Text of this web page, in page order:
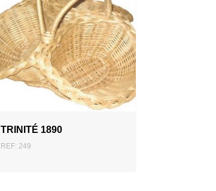
TRINITÉ 1890
REF: 249
AJOUTER AU DEVIS